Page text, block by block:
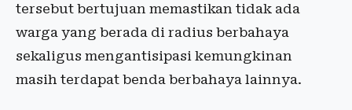
tersebut bertujuan memastikan tidak ada
warga yang berada di radius berbahaya
sekaligus mengantisipasi kemungkinan
masih terdapat benda berbahaya lainnya.